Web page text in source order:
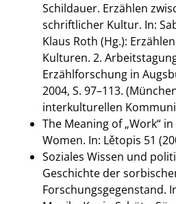
Schildauer. Erzählen
schriftlicher Kultur. In:
Klaus Roth (Hg.):
Kulturen. 2.
Erzählforschung in
2004, S. 97–113.
interkulturellen
The Meaning of „Work“
Women. In: Lětopis 51
Soziales Wissen und
Geschichte der
Forschungsgegenstand.